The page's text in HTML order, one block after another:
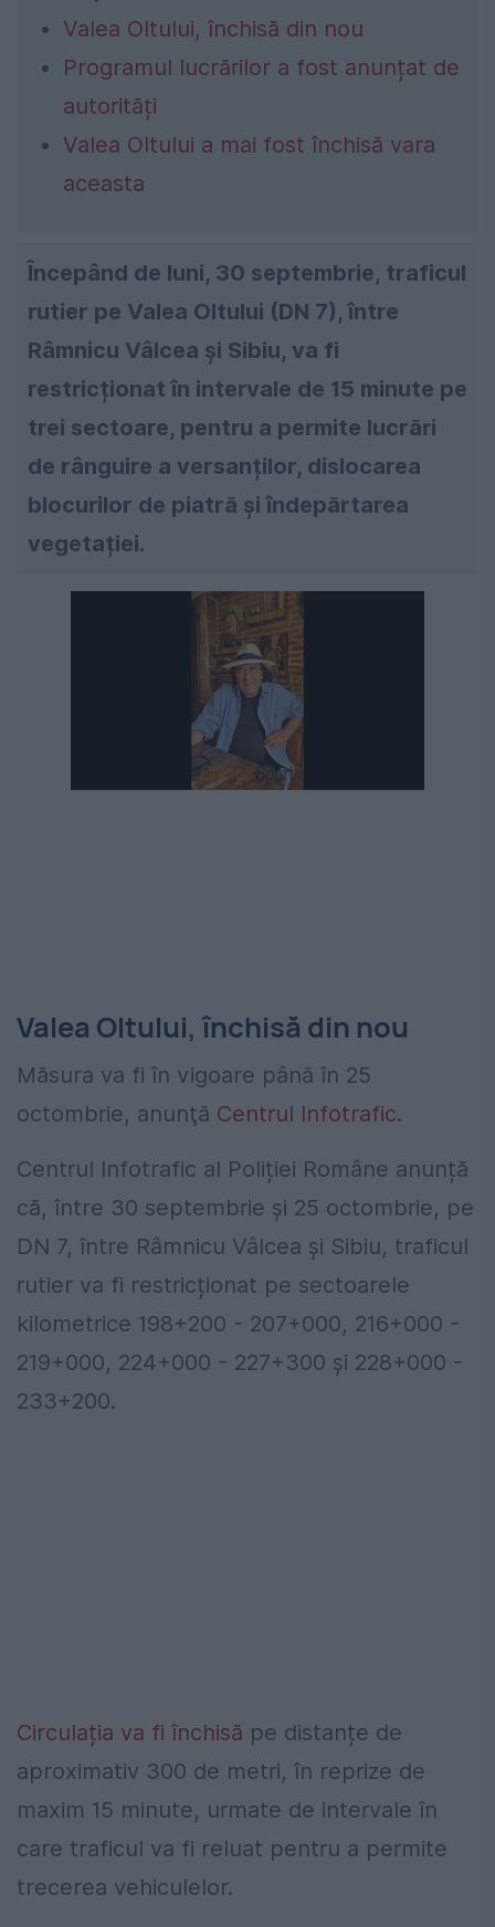
Valea Oltului, închisă din nou
Programul lucrărilor a fost anunțat de
autorități
Valea Oltului a mai fost închisă vara
aceasta
Începând de luni, 30 septembrie, traficul
rutier pe Valea Oltului (DN 7), între
Râmnicu Vâlcea și Sibiu, va fi
restricționat în intervale de 15 minute pe
trei sectoare, pentru a permite lucrări
de rânguire a versanților, dislocarea
blocurilor de piatră și îndepărtarea
vegetației.
Valea Oltului, închisă din nou
Măsura va fi în vigoare până în 25
octombrie, anunţă Centrul Infotrafic.
Centrul Infotrafic al Poliției Române anunță
că, între 30 septembrie și 25 octombrie, pe
DN 7, între Râmnicu Vâlcea și Sibiu, traficul
rutier va fi restricționat pe sectoarele
kilometrice 198+200 - 207+000, 216+000 -
219+000, 224+000 - 227+300 și 228+000 -
233+200.
Circulația va fi închisă pe distanțe de
aproximativ 300 de metri, în reprize de
maxim 15 minute, urmate de intervale în
care traficul va fi reluat pentru a permite
trecerea vehiculelor.